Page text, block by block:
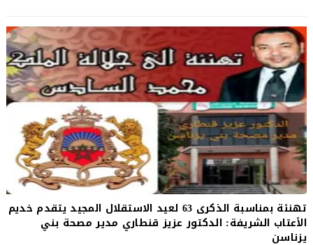
تهنئة بمناسبة الذكرى 63 لعيد الاستقلال المجيد يتقدم خديم
الأعتاب الشريفة: الدكتور عزيز قنطاري مدير مصحة بني
يزناسن